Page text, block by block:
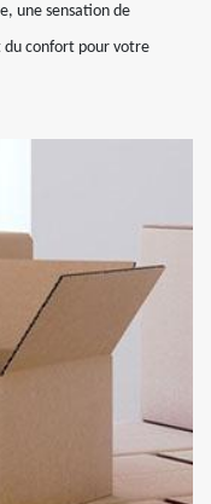
une sensation de
du confort pour votre